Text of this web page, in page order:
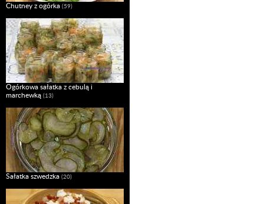
Chutney z ogórka (59)
Ogórkowa sałatka z cebulą i
marchewką (13)
Sałatka szwedzka (20)